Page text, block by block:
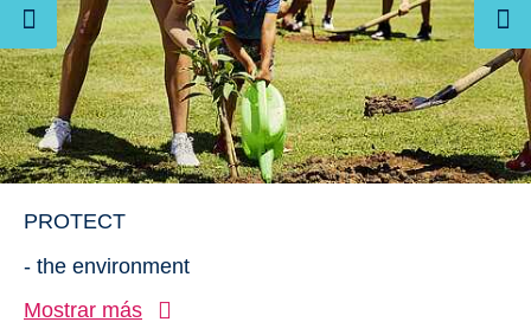
PROTECT
- the environment
Mostrar más